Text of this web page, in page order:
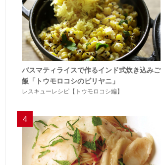
バスマティライスで作るインド式炊き込みご
飯「トウモロコシのビリヤニ」
レスキューレシピ【トウモロコシ編】
4